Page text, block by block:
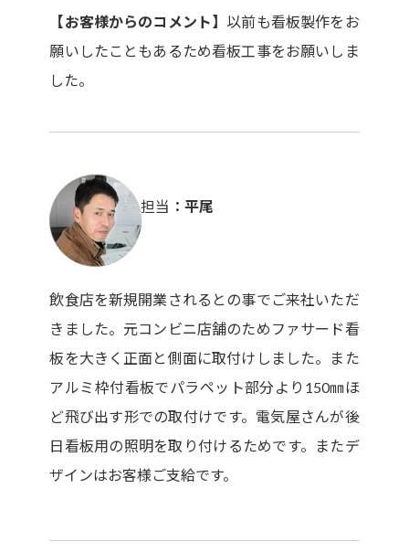
【お客様からのコメント】 以前も看板製作をお
願いしたこともあるため看板工事をお願いしま
した。
担当 平尾
飲食店を新規開業されるとの事でご来社いただ
きました。元コンビニ店舗のためファサード看
板を大きく正面と側面に取付けしました。また
アルミ枠付看板でパラペット部分より150㎜ほ
ど飛び出す形での取付けです。電気屋さんが後
日看板用の照明を取り付けるためです。またデ
ザインはお客様ご支給です。